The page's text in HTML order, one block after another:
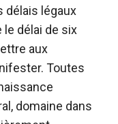
délais légaux
délai de six
aux
Toutes
domaine dans